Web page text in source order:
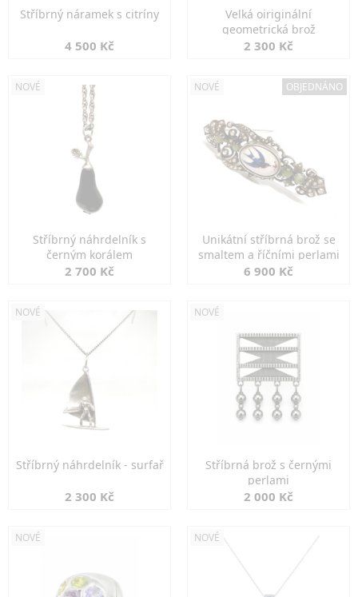
Stříbrný náramek s citríny
4 500 Kč
Velká oiriginální
geometrická brož
2 300 Kč
NOVÉ
Stříbrný náhrdelník s
černým korálem
2 700 Kč
NOVÉ OBJEDNÁNO
Unikátní stříbrná brož se
smaltem a říčními perlami
6 900 Kč
NOVÉ
Stříbrný náhrdelník - surfař
2 300 Kč
NOVÉ
Stříbrná brož s černými
perlami
2 000 Kč
NOVÉ NOVÉ